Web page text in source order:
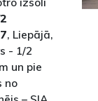
, Liepājā,
- 1/2
un pie
no